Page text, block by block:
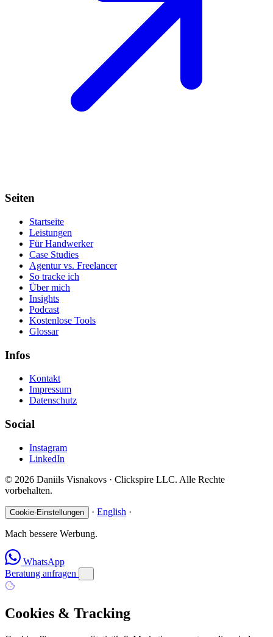
Seiten
Startseite
Leistungen
Für Handwerker
Case Studies
Agentur vs. Freelancer
So tracke ich
Über mich
Insights
Podcast
Kostenlose Tools
Glossar
Infos
Kontakt
Impressum
Datenschutz
Social
Instagram
LinkedIn
© 2026 Daniils Visnakovs · Clickspire LLC. Alle Rechte
vorbehalten.
Cookie-Einstellungen · English ·
Mach bessere Werbung.
WhatsApp
Beratung anfragen
Cookies & Tracking